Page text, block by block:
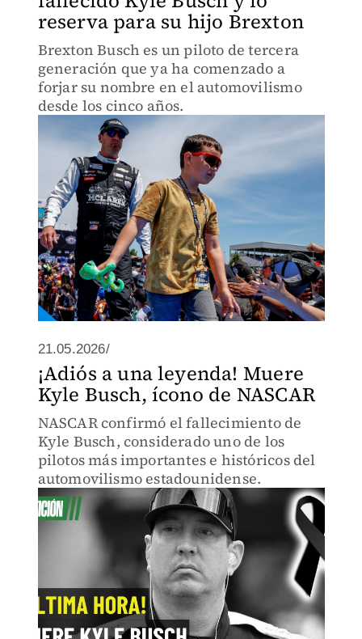
reserva para su hijo Brexton
Brexton Busch es un piloto de tercera
generación que ya ha comenzado a
forjar su nombre en el automovilismo
desde los cinco años.
21.05.2026/
¡Adiós a una leyenda! Muere
Kyle Busch, ícono de NASCAR
NASCAR confirmó el fallecimiento de
Kyle Busch, considerado uno de los
pilotos más importantes e históricos del
automovilismo estadounidense.